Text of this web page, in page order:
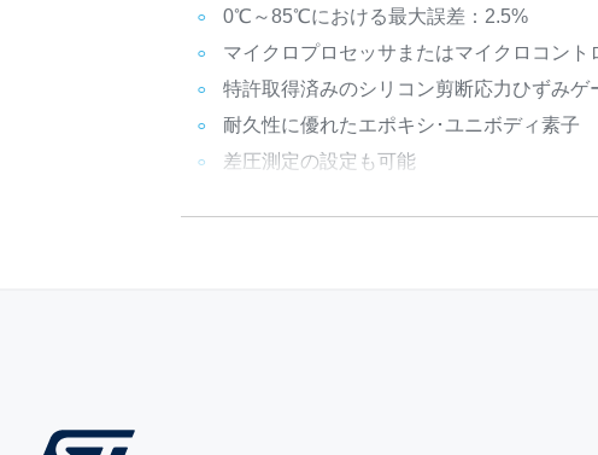
0℃～85℃における最大誤差：2.5%
マイクロプロセッサまたはマイクロコン
特許取得済みのシリコン剪断応力ひずみゲ
耐久性に優れたエポキシ･ユニボディ素子
差圧測定の設定も可能